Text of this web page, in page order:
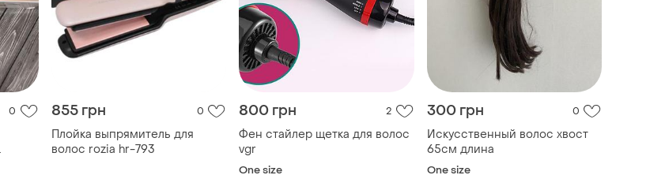
0 855 грн 0
Плойка выпрямитель для
волос rozia hr-793
800 грн 2
Фен стайлер щетка для волос
vgr
One size
300 грн 0
Искусственный волос хвост
65см длина
One size